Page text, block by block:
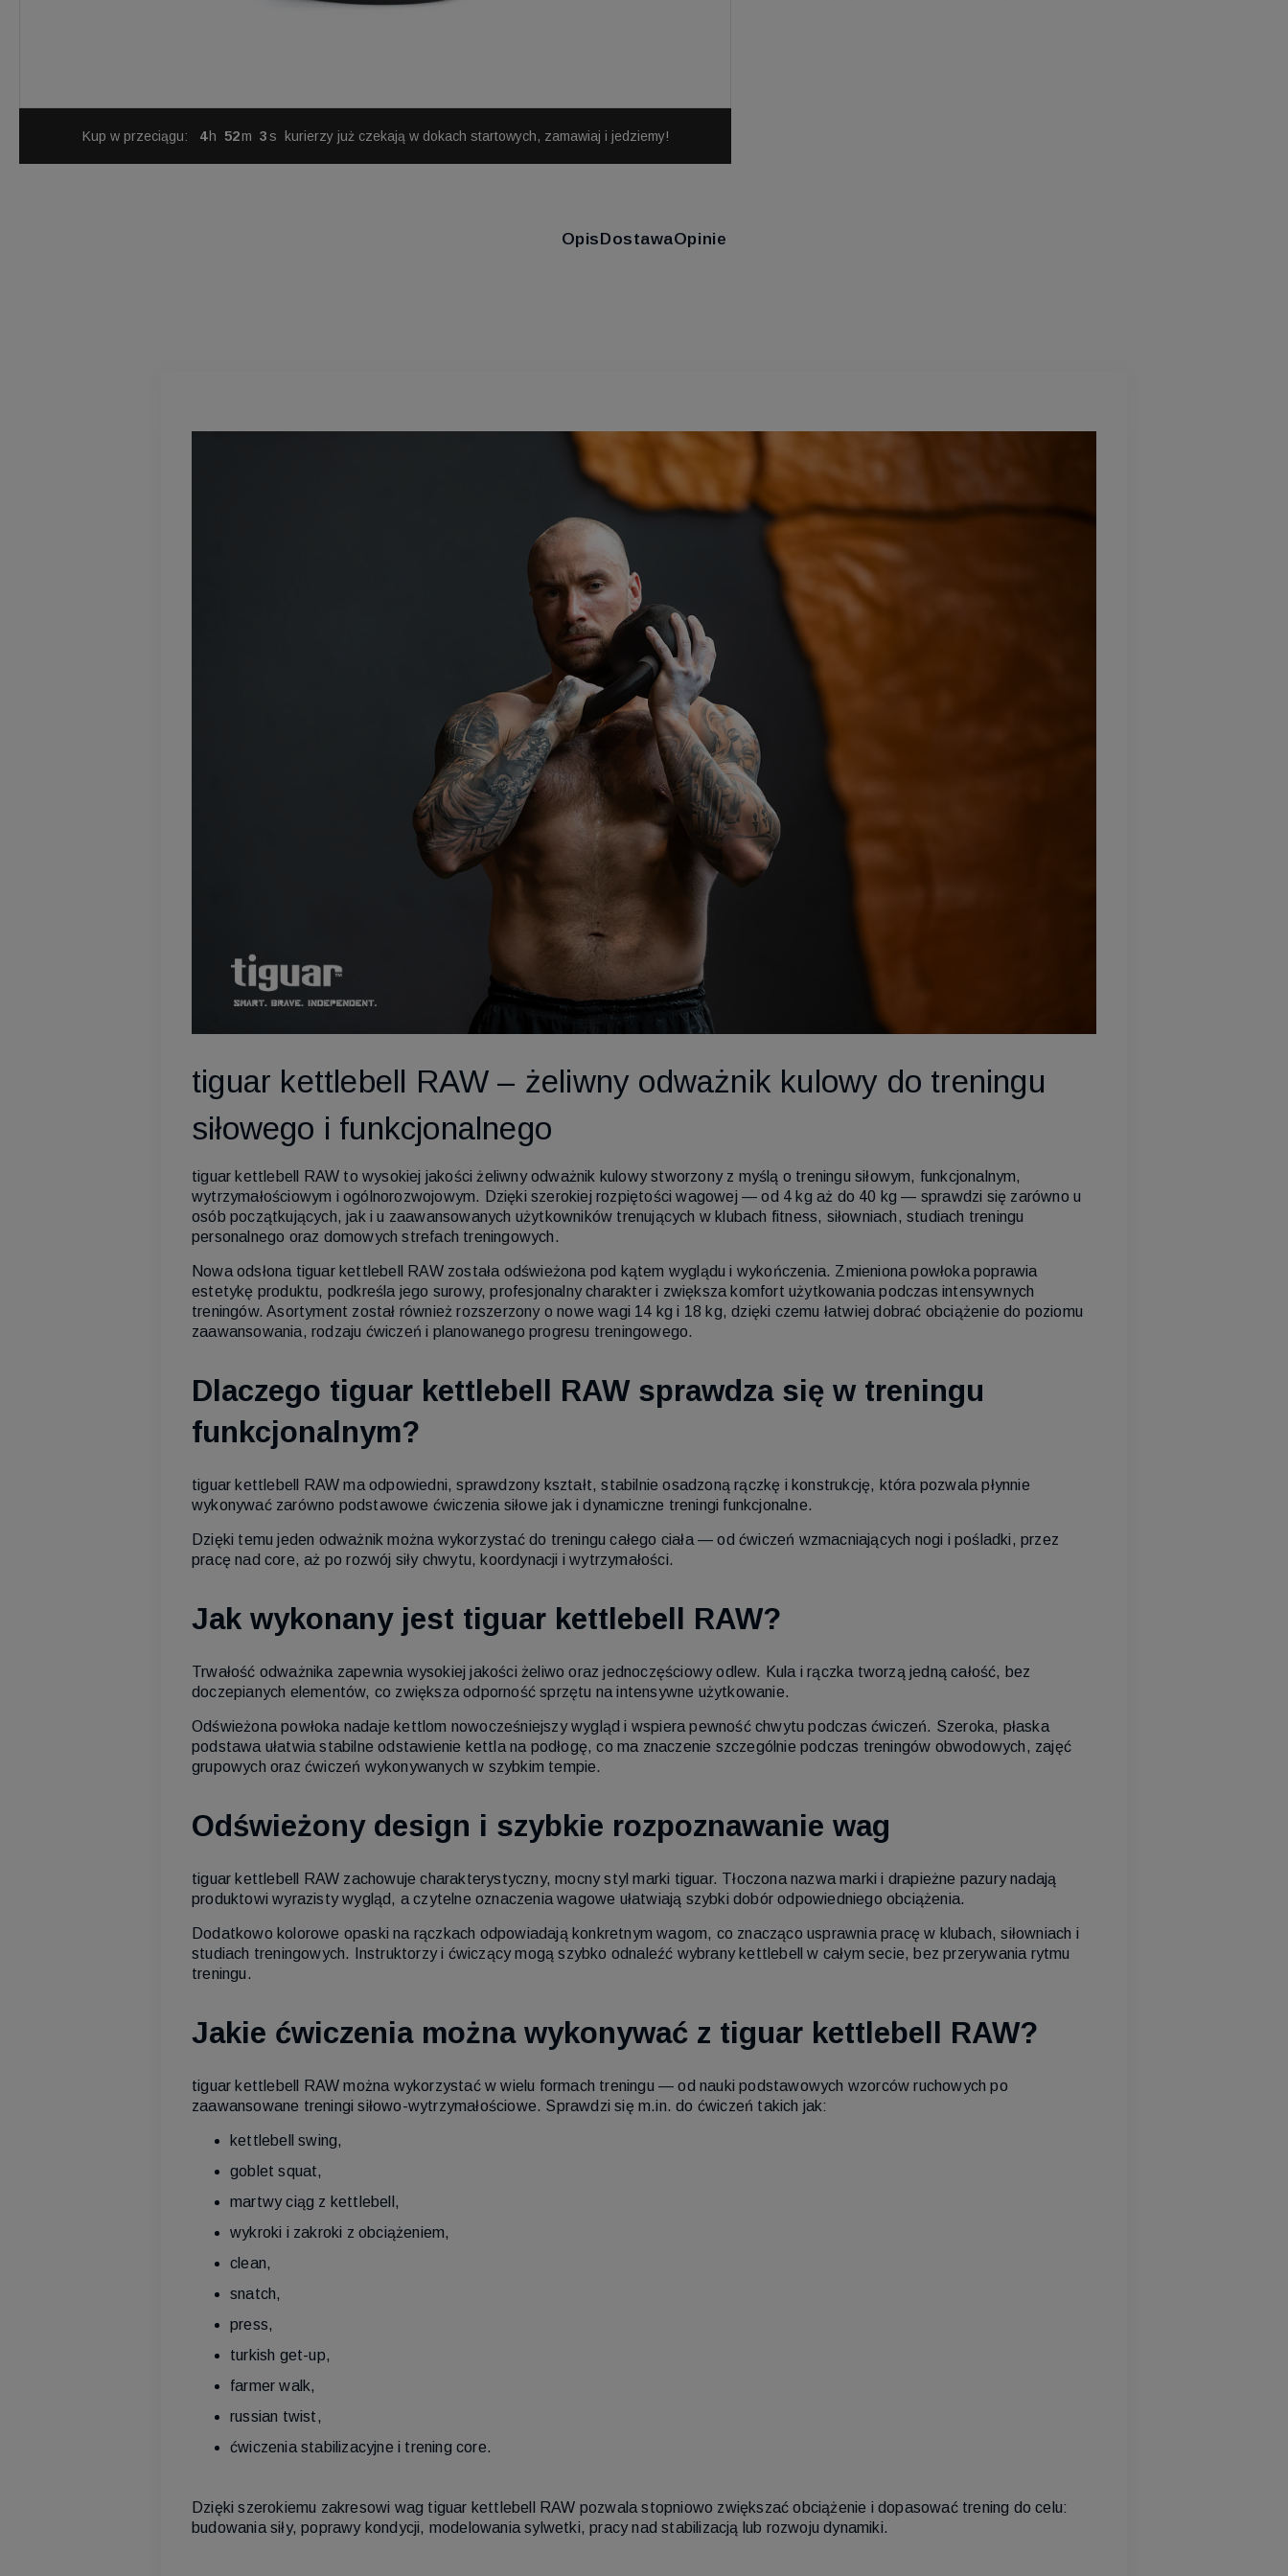
Kup w przeciągu: 4 52 2 kurierzy już czekają w dokach startowych, zamawiaj i jedziemy!
OpisDostawaOpinie
tiguar kettlebell RAW – żeliwny odważnik kulowy do treningu
siłowego i funkcjonalnego
tiguar kettlebell RAW to wysokiej jakości żeliwny odważnik kulowy stworzony z myślą o treningu siłowym, funkcjonalnym,
wytrzymałościowym i ogólnorozwojowym. Dzięki szerokiej rozpiętości wagowej — od 4 kg aż do 40 kg — sprawdzi się zarówno u
osób początkujących, jak i u zaawansowanych użytkowników trenujących w klubach fitness, siłowniach, studiach treningu
personalnego oraz domowych strefach treningowych.
Nowa odsłona tiguar kettlebell RAW została odświeżona pod kątem wyglądu i wykończenia. Zmieniona powłoka poprawia
estetykę produktu, podkreśla jego surowy, profesjonalny charakter i zwiększa komfort użytkowania podczas intensywnych
treningów. Asortyment został również rozszerzony o nowe wagi 14 kg i 18 kg, dzięki czemu łatwiej dobrać obciążenie do poziomu
zaawansowania, rodzaju ćwiczeń i planowanego progresu treningowego.
Dlaczego tiguar kettlebell RAW sprawdza się w treningu
funkcjonalnym?
tiguar kettlebell RAW ma odpowiedni, sprawdzony kształt, stabilnie osadzoną rączkę i konstrukcję, która pozwala płynnie
wykonywać zarówno podstawowe ćwiczenia siłowe jak i dynamiczne treningi funkcjonalne.
Dzięki temu jeden odważnik można wykorzystać do treningu całego ciała — od ćwiczeń wzmacniających nogi i pośladki, przez
pracę nad core, aż po rozwój siły chwytu, koordynacji i wytrzymałości.
Jak wykonany jest tiguar kettlebell RAW?
Trwałość odważnika zapewnia wysokiej jakości żeliwo oraz jednoczęściowy odlew. Kula i rączka tworzą jedną całość, bez
doczepianych elementów, co zwiększa odporność sprzętu na intensywne użytkowanie.
Odświeżona powłoka nadaje kettlom nowocześniejszy wygląd i wspiera pewność chwytu podczas ćwiczeń. Szeroka, płaska
podstawa ułatwia stabilne odstawienie kettla na podłogę, co ma znaczenie szczególnie podczas treningów obwodowych, zajęć
grupowych oraz ćwiczeń wykonywanych w szybkim tempie.
Odświeżony design i szybkie rozpoznawanie wag
tiguar kettlebell RAW zachowuje charakterystyczny, mocny styl marki tiguar. Tłoczona nazwa marki i drapieżne pazury nadają
produktowi wyrazisty wygląd, a czytelne oznaczenia wagowe ułatwiają szybki dobór odpowiedniego obciążenia.
Dodatkowo kolorowe opaski na rączkach odpowiadają konkretnym wagom, co znacząco usprawnia pracę w klubach, siłowniach i
studiach treningowych. Instruktorzy i ćwiczący mogą szybko odnaleźć wybrany kettlebell w całym secie, bez przerywania rytmu
treningu.
Jakie ćwiczenia można wykonywać z tiguar kettlebell RAW?
tiguar kettlebell RAW można wykorzystać w wielu formach treningu — od nauki podstawowych wzorców ruchowych po
zaawansowane treningi siłowo-wytrzymałościowe. Sprawdzi się m.in. do ćwiczeń takich jak:
kettlebell swing,
goblet squat,
martwy ciąg z kettlebell,
wykroki i zakroki z obciążeniem,
clean,
snatch,
press,
turkish get-up,
farmer walk,
russian twist,
ćwiczenia stabilizacyjne i trening core.
Dzięki szerokiemu zakresowi wag tiguar kettlebell RAW pozwala stopniowo zwiększać obciążenie i dopasować trening do celu:
budowania siły, poprawy kondycji, modelowania sylwetki, pracy nad stabilizacją lub rozwoju dynamiki.